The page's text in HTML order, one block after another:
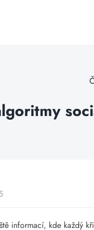
informací, kde každý